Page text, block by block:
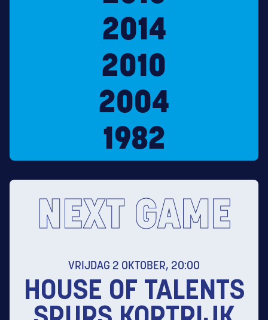
2014
2010
2004
1982
NEXT GAME
VRIJDAG 2 OKTOBER, 20:00
HOUSE OF TALENTS